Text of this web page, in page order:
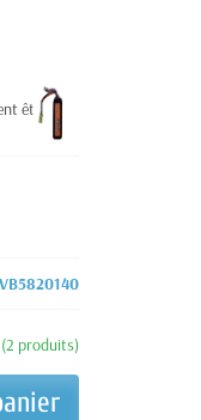
être
VB5820140
(2 produits)